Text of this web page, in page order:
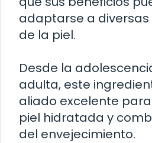
adaptarse a
de la piel.
Desde la
adulta, este
aliado excelente
piel hidratada y
del envejecimiento.